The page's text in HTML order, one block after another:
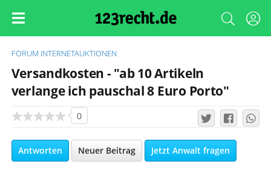
FORUM INTERNETAUKTIONEN
Versandkosten - "ab 10 Artikeln
verlange ich pauschal 8 Euro Porto"
0
Antworten Neuer Beitrag Jetzt Anwalt fragen